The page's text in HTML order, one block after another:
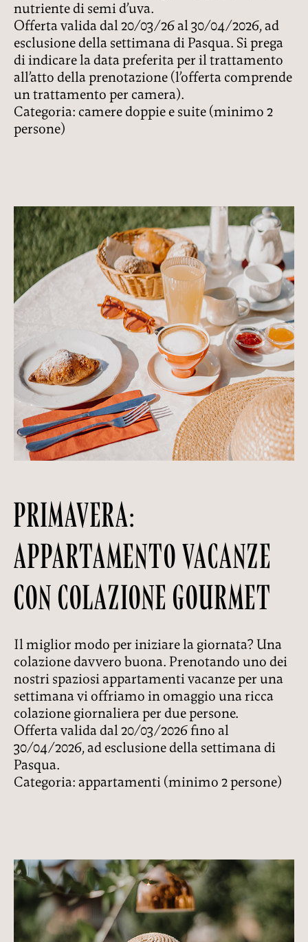
nutriente di semi d’uva.
Offerta valida dal 20/03/26 al 30/04/2026, ad
esclusione della settimana di Pasqua. Si prega
di indicare la data preferita per il trattamento
all’atto della prenotazione (l’offerta comprende
un trattamento per camera).
Categoria: camere doppie e suite (minimo 2
persone)
PRIMAVERA:
APPARTAMENTO VACANZE
CON COLAZIONE GOURMET
Il miglior modo per iniziare la giornata? Una
colazione davvero buona. Prenotando uno dei
nostri spaziosi appartamenti vacanze per una
settimana vi offriamo in omaggio una ricca
colazione giornaliera per due persone.
Offerta valida dal 20/03/2026 fino al
30/04/2026, ad esclusione della settimana di
Pasqua.
Categoria: appartamenti (minimo 2 persone)